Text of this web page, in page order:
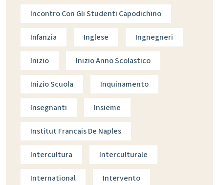
Incontro Con Gli Studenti Capodichino
Infanzia Inglese Ingnegneri
Inizio Inizio Anno Scolastico
Inizio Scuola Inquinamento
Insegnanti Insieme
Institut Francais De Naples
Intercultura Interculturale
International Intervento